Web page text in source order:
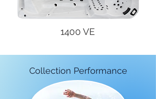
1400 VE
Collection Performance